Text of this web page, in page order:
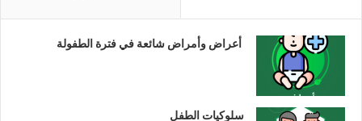
أعراض وأمراض شائعة في فترة الطفولة
سلوكيات الطفل